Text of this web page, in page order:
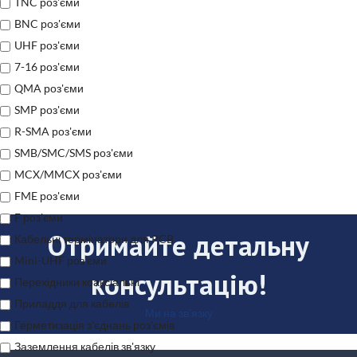
BNC роз'єми
UHF роз'єми
7-16 роз'єми
QMA роз'єми
SMP роз'єми
R-SMA роз'єми
SMB/SMC/SMS роз'єми
MCX/MMCX роз'єми
FME роз'єми
F роз'єми
Кабельні термінатори для PCB
Mini-UHF роз'єми
Перехідники коаксіальні
Приладдя для кабелів
Герметизація з'єднань роз'ємів
Заземлення кабелів зв'язку
Отримайте детальну
консультацію!
Ми на зв'язку